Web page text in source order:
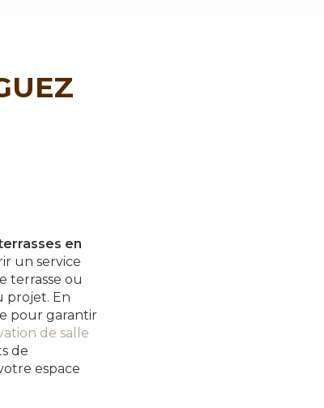
en
un service
terrasse ou
projet. En
pour garantir
de salle
de
espace